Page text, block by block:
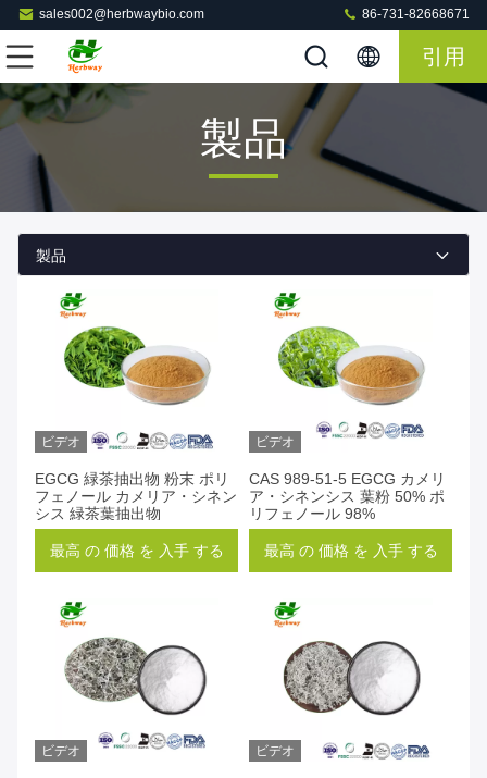
sales002@herbwaybio.com 86-731-82668671
引用
製品
製品
ビデオ
EGCG 緑茶抽出物 粉末 ポリ
フェノール カメリア・シネン
シス 緑茶葉抽出物
最高 の 価格 を 入手 する
ビデオ
CAS 989-51-5 EGCG カメリ
ア・シネンシス 葉粉 50% ポ
リフェノール 98%
最高 の 価格 を 入手 する
ビデオ ビデオ